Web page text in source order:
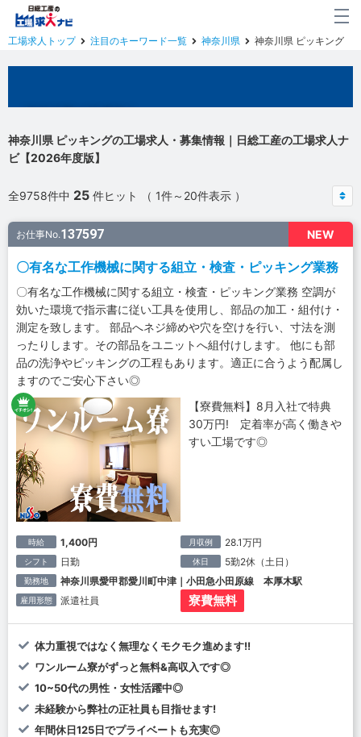
工場求人トップ 注目のキーワード一覧 神奈川県 神奈川県 ピッキング
神奈川県 ピッキングの工場求人・募集情報｜日総工産の工場求人ナ
ビ【2026年度版】
全9758件中 25 件ヒット （ 1件～20件表示 ）
NEW
お仕事No.137597
〇有名な工作機械に関する組立・検査・ピッキング業務
〇有名な工作機械に関する組立・検査・ピッキング業務 空調が
効いた環境で指示書に従い工具を使用し、部品の加工・組付け・
測定を致します。 部品へネジ締めや穴を空けを行い、寸法を測
ったりします。その部品をユニットへ組付けします。 他にも部
品の洗浄やピッキングの工程もあります。適正に合うよう配属し
ますのでご安心下さい◎
【寮費無料】8月入社で特典
30万円! 定着率が高く働きや
すい工場です◎
時給 1,400円 月収例 28.1万円
シフト 日勤 休日 5勤2休（土日）
勤務地 神奈川県愛甲郡愛川町中津｜小田急小田原線 本厚木駅
雇用形態 派遣社員 寮費無料
体力重視ではなく無理なくモクモク進めます!!
ワンルーム寮がずっと無料&高収入です◎
10~50代の男性・女性活躍中◎
未経験から弊社の正社員も目指せます!
年間休日125日でプライベートも充実◎